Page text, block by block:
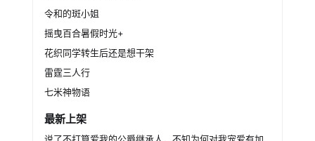
令和的斑小姐
摇曳百合暑假时光+
花织同学转生后还是想干架
雷霆三人行
七米神物语
最新上架